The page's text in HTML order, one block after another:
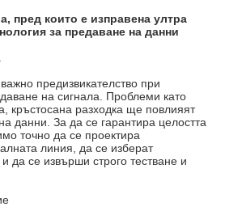
пред които е изправена ултра
за предаване на данни
предизвикателство при
на сигнала. Проблеми като
кръстосана разходка ще повлияят
данни. За да се гарантира целостта
точно да се проектира
линия, да се изберат
да се извърши строго тестване и